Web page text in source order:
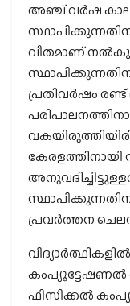
അഞ്ച് വര്‍ഷ
വീതമാണ്
പ്രതിവര്‍ഷം രണ്ട്
കേരളത്തിനായി
പ്രവര്‍ത്തന
കംപ്യൂട്ടേഷണല്‍
ഫിസിക്കല്‍